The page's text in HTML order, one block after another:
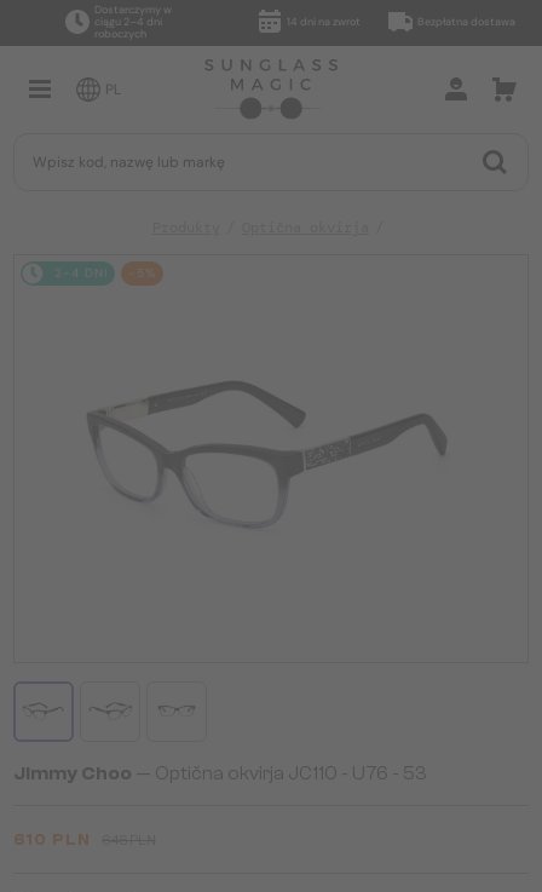
Dostarczymy w
ciągu 2–4 dni
roboczych
14 dni na zwrot Bezpłatna dostawa
PL
2-4 DNI -5%
Jimmy Choo — Optična okvirja JC110 - U76 - 53
610 PLN